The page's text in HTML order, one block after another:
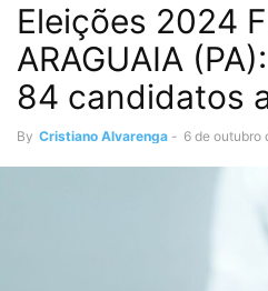
Eleições 2024
ARAGUAIA
84 candidatos
By Cristiano Alvarenga - 6 de outubro